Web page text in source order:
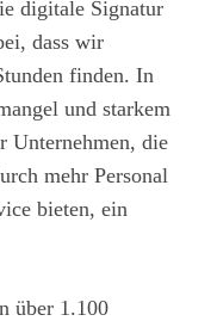
digitale Signatur
dass wir
finden. In
und starkem
Unternehmen, die
mehr Personal
bieten, ein
über 1.100